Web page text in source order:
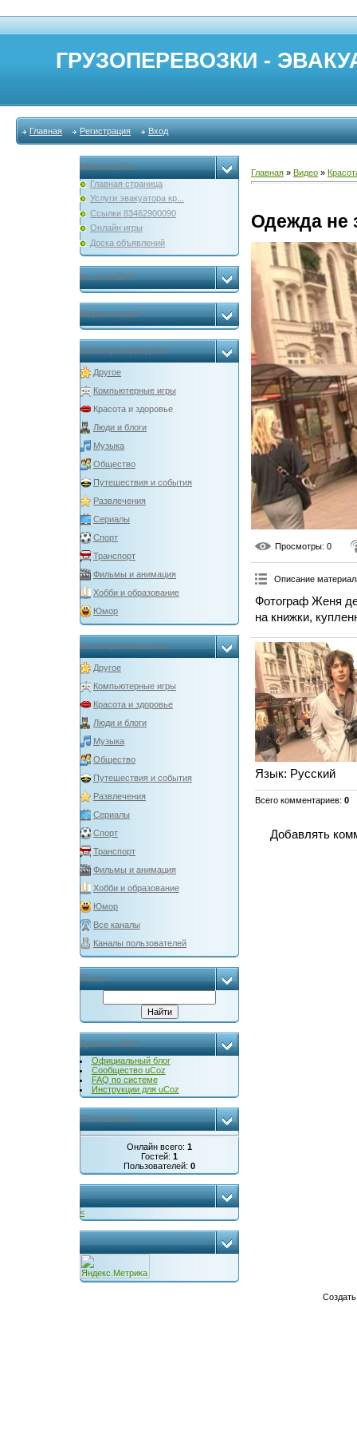
ГРУЗОПЕРЕВОЗКИ -
Главная Регистрация Вход
Меню сайта
Главная страница
Услуги эвакуатора кр...
Ссылки 83462900090
Онлайн игры
Доска объявлений
мы в скайпе
Форма входа
Категории раздела
Другое
Компьютерные игры
Красота и здоровье
Люди и блоги
Музыка
Общество
Путешествия и события
Развлечения
Сериалы
Спорт
Транспорт
Фильмы и анимация
Хобби и образование
Юмор
Категории каналов
Другое
Компьютерные игры
Красота и здоровье
Люди и блоги
Музыка
Общество
Путешествия и события
Развлечения
Сериалы
Спорт
Транспорт
Фильмы и анимация
Хобби и образование
Юмор
Все каналы
Каналы пользователей
Поиск
Друзья сайта
Официальный блог
Сообщество uCoz
FAQ по системе
Инструкции для uCoz
Статистика
Онлайн всего: 1
Гостей: 1
Пользователей: 0
...
<
...
Главная » Видео »
Одежда не
Просмотры: 0
Описание
Фотограф Женя
на книжки,
Язык: Русский
Всего комментариев: 0
Добавлять